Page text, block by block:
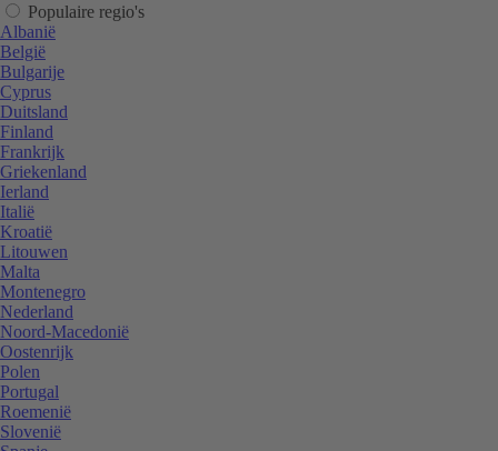
Populaire regio's
Albanië
België
Bulgarije
Cyprus
Duitsland
Finland
Frankrijk
Griekenland
Ierland
Italië
Kroatië
Litouwen
Malta
Montenegro
Nederland
Noord-Macedonië
Oostenrijk
Polen
Portugal
Roemenië
Slovenië